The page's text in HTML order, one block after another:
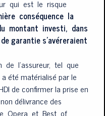
le cinéma,
et le gaming
qui est le risque
conséquence la
montant investi, dans
garantie s’avéreraient
de l’assureur, tel que
été matérialisé par le
de confirmer la prise en
délivrance des
Opera et Best of